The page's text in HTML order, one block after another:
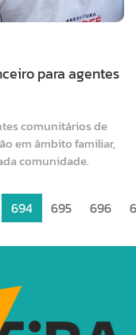
para agentes
comunitários de
em âmbito familiar,
comunidade.
694 695 696